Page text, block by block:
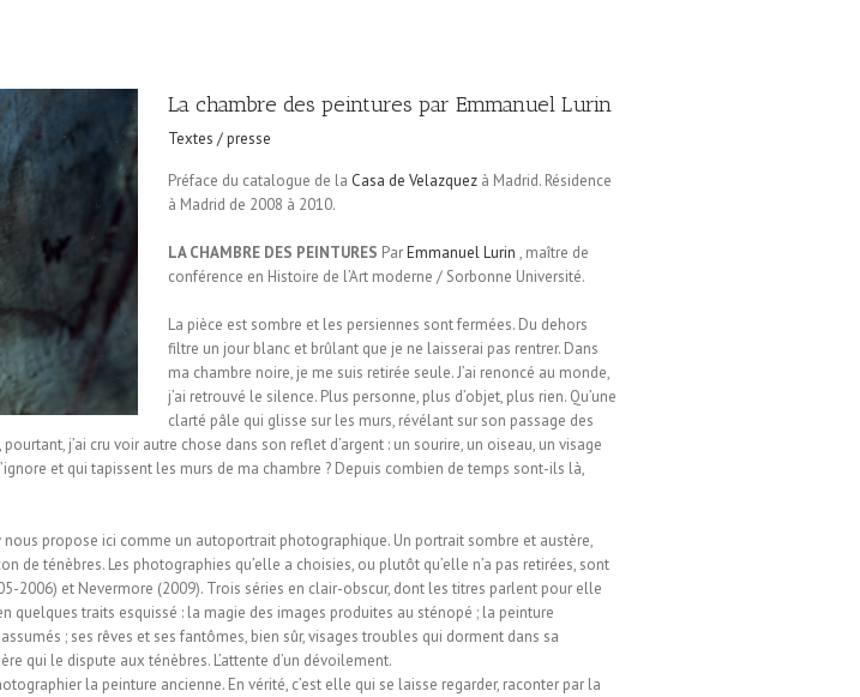
La chambre des peintures par Emmanuel Lurin
Textes / presse
Préface du catalogue de la Casa de Velazquez à Madrid. Résidence
à Madrid de 2008 à 2010.
LA CHAMBRE DES PEINTURES ParEmmanuel Lurin , maître de
conférence en Histoire de l’Art moderne / Sorbonne Université.
La pièce est sombre et les persiennes sont fermées. Du dehors
filtre un jour blanc et brûlant que je ne laisserai pas rentrer. Dans
ma chambre noire, je me suis retirée seule. J’ai renoncé au monde,
j’ai retrouvé le silence. Plus personne, plus d’objet, plus rien. Qu’une
clarté pâle qui glisse sur les murs, révélant sur son passage des
j’ai cru voir autre chose dans son reflet d’argent : un sourire, un oiseau, un visage
et qui tapissent les murs de ma chambre ? Depuis combien de temps sont-ils là,
propose ici comme un autoportrait photographique. Un portrait sombre et austère,
ténèbres. Les photographies qu’elle a choisies, ou plutôt qu’elle n’a pas retirées, sont
2006) et Nevermore (2009). Trois séries en clair-obscur, dont les titres parlent pour elle
quelques traits esquissé : la magie des images produites au sténopé ; la peinture
; ses rêves et ses fantômes, bien sûr, visages troubles qui dorment dans sa
qui le dispute aux ténèbres. L’attente d’un dévoilement.
la peinture ancienne. En vérité, c’est elle qui se laisse regarder, raconter par la